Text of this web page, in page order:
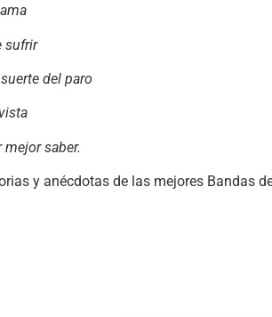
sufrir
del paro
saber.
y anécdotas de las mejores Bandas